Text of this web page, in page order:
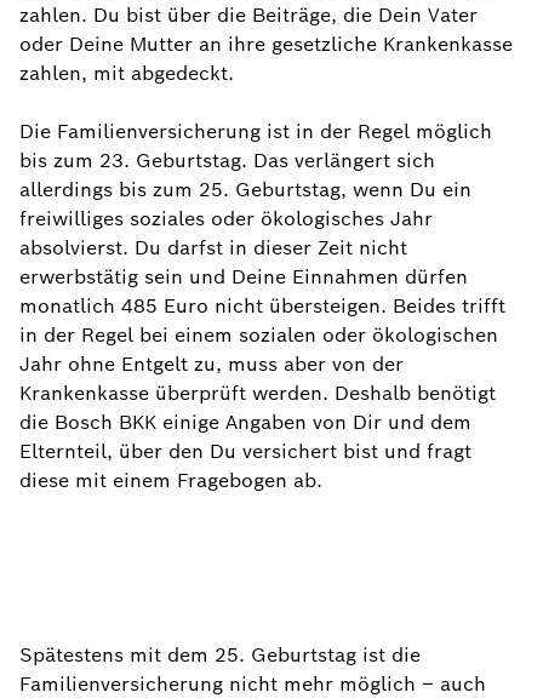
zahlen. Du bist über die Beiträge, die Dein Vater
oder Deine Mutter an ihre gesetzliche Krankenkasse
zahlen, mit abgedeckt.
Die Familienversicherung ist in der Regel möglich
bis zum 23. Geburtstag. Das verlängert sich
allerdings bis zum 25. Geburtstag, wenn Du ein
freiwilliges soziales oder ökologisches Jahr
absolvierst. Du darfst in dieser Zeit nicht
erwerbstätig sein und Deine Einnahmen dürfen
monatlich 485 Euro nicht übersteigen. Beides trifft
in der Regel bei einem sozialen oder ökologischen
Jahr ohne Entgelt zu, muss aber von der
Krankenkasse überprüft werden. Deshalb benötigt
die Bosch BKK einige Angaben von Dir und dem
Elternteil, über den Du versichert bist und fragt
diese mit einem Fragebogen ab.
Spätestens mit dem 25. Geburtstag ist die
Familienversicherung nicht mehr möglich – auch